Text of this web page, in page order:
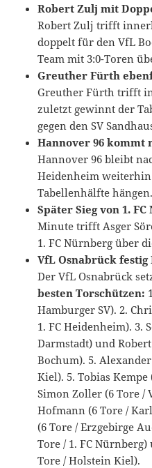
Robert Zulj mit
Robert Zulj trifft
doppelt für den VfL
Team mit 3:0-Toren
Greuther Fürth
Greuther Fürth trifft
zuletzt gewinnt der
gegen den SV
Hannover 96 kommt
Hannover 96 bleibt
Heidenheim
Tabellenhälfte hängen.
Später Sieg von 1.
Minute trifft Asger
1. FC Nürnberg über
VfL Osnabrück festig
Der VfL Osnabrück
besten Torschützen:
Hamburger SV). 2.
1. FC Heidenheim). 3.
Darmstadt) und
Bochum). 5.
Kiel). 5. Tobias Kempe
Simon Zoller (6 Tore /
Hofmann (6 Tore /
(6 Tore / Erzgebirge
Tore / 1. FC
Tore / Holstein Kiel).